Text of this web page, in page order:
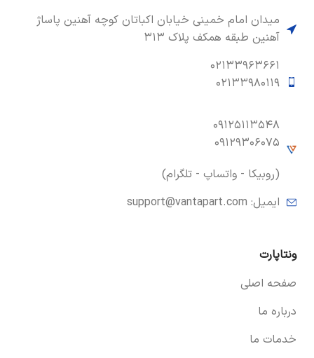
میدان امام خمینی خیابان اکباتان کوچه آهنین پاساژ
آهنین طبقه همکف پلاک ۳۱۳
۰۲۱۳۳۹۶۳۶۶۱
۰۲۱۳۳۹۸۰۱۱۹
۰۹۱۲۵۱۱۳۵۴۸
۰۹۱۲۹۳۰۶۰۷۵
(روبیکا - واتساپ - تلگرام)
ایمیل: support@vantapart.com
ونتاپارت
صفحه اصلی
درباره ما
خدمات ما